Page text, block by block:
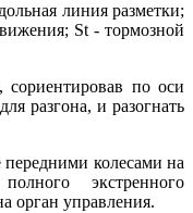
линия разметки;
St - тормозной
сориентировав по оси
разгона, и разогнать
колесами на
экстренного
орган управления.